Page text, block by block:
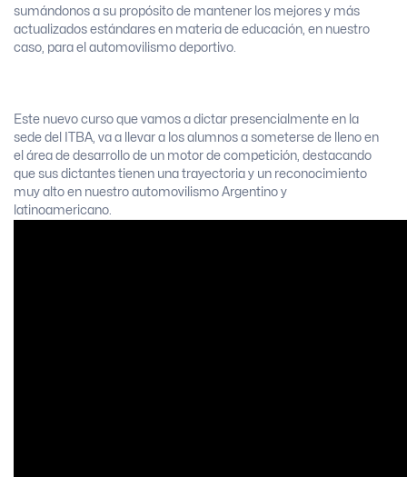
sumándonos a su propósito de mantener los mejores y más
actualizados estándares en materia de educación, en nuestro
caso, para el automovilismo deportivo.
Este nuevo curso que vamos a dictar presencialmente en la
sede del ITBA, va a llevar a los alumnos a someterse de lleno en
el área de desarrollo de un motor de competición, destacando
que sus dictantes tienen una trayectoria y un reconocimiento
muy alto en nuestro automovilismo Argentino y
latinoamericano.